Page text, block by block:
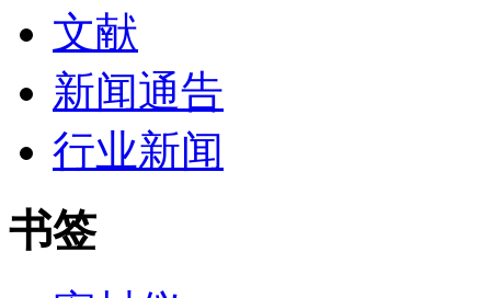
文献
新闻通告
行业新闻
书签